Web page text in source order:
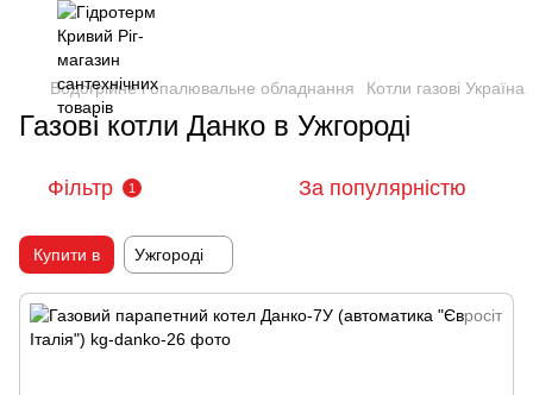
Водогрійне і опалювальне обладнання Котли газові Україна
Газові котли Данко в Ужгороді
Фільтр 1 За популярністю
Купити в Ужгороді